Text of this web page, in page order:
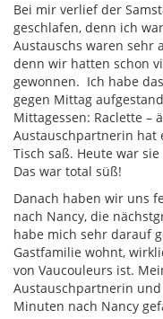
Bei mir verlief der
geschlafen, denn ich
Austauschs waren sehr
denn wir hatten schon
gewonnen. Ich habe
gegen Mittag
Mittagessen: Raclette –
Austauschpartnerin hat
Tisch saß. Heute war
Das war total süß!
Danach haben wir uns
nach Nancy, die
habe mich sehr darauf
Gastfamilie wohnt,
von Vaucouleurs ist.
Austauschpartnerin
Minuten nach Nancy